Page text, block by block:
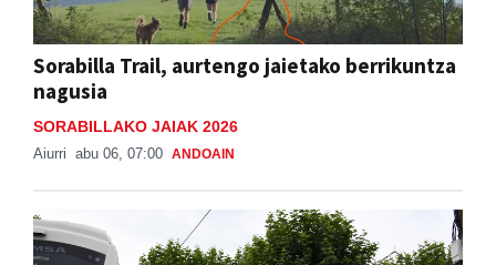
Sorabilla Trail, aurtengo jaietako berrikuntza
nagusia
SORABILLAKO JAIAK 2026
Aiurri abu 06, 07:00 ANDOAIN